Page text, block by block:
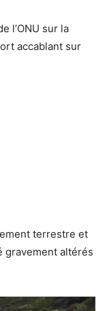
l’ONU sur la
accablant sur
terrestre et
gravement altérés